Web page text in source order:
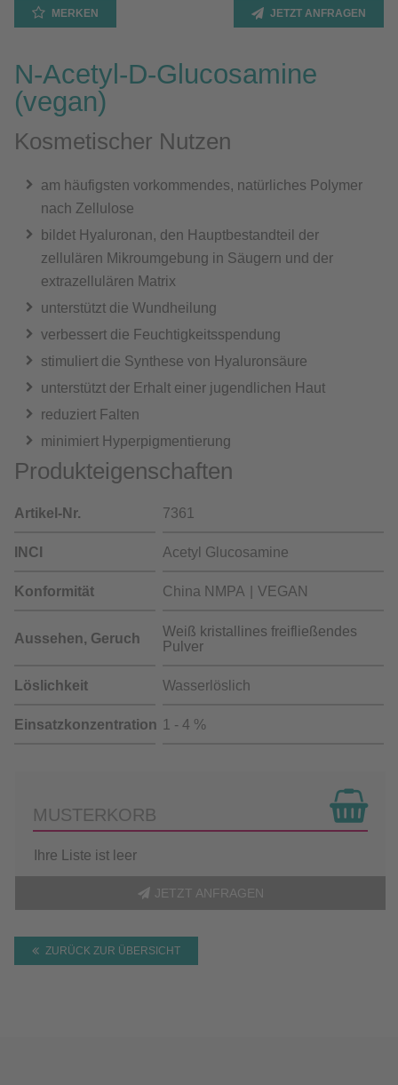
MERKEN JETZT ANFRAGEN
N-Acetyl-D-Glucosamine
(vegan)
Kosmetischer Nutzen
am häufigsten vorkommendes, natürliches Polymer
nach Zellulose
bildet Hyaluronan, den Hauptbestandteil der
zellulären Mikroumgebung in Säugern und der
extrazellulären Matrix
unterstützt die Wundheilung
verbessert die Feuchtigkeitsspendung
stimuliert die Synthese von Hyaluronsäure
unterstützt der Erhalt einer jugendlichen Haut
reduziert Falten
minimiert Hyperpigmentierung
Produkteigenschaften
Artikel-Nr. 7361
INCI Acetyl Glucosamine
Konformität China NMPA VEGAN
Aussehen, Geruch
Weiß kristallines freifließendes
Pulver
Löslichkeit Wasserlöslich
Einsatzkonzentration 1 - 4 %
MUSTERKORB
Ihre Liste ist leer
JETZT ANFRAGEN
ZURÜCK ZUR ÜBERSICHT